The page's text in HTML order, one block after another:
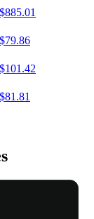
$885.01
$79.86
$101.42
$81.81